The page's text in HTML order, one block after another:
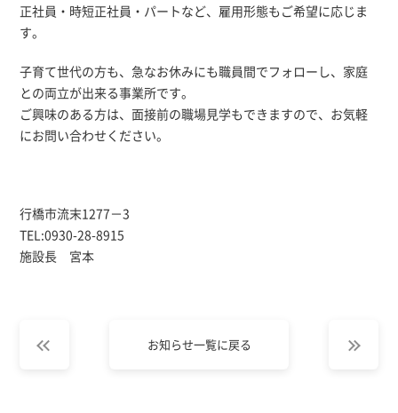
正社員・時短正社員・パートなど、雇用形態もご希望に応じま
す。
子育て世代の方も、急なお休みにも職員間でフォローし、家庭
との両立が出来る事業所です。
ご興味のある方は、面接前の職場見学もできますので、お気軽
にお問い合わせください。
行橋市流末1277－3
TEL:0930-28-8915
施設長 宮本
お知らせ一覧に戻る